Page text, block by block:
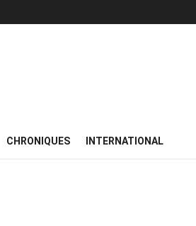
CHRONIQUES INTERNATIONAL